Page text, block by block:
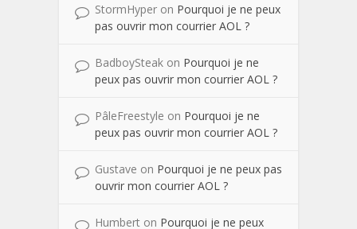
StormHyper on Pourquoi je ne peux
pas ouvrir mon courrier AOL ?
BadboySteak on Pourquoi je ne
peux pas ouvrir mon courrier AOL ?
PâleFreestyle on Pourquoi je ne
peux pas ouvrir mon courrier AOL ?
Gustave on Pourquoi je ne peux pas
ouvrir mon courrier AOL ?
Humbert on Pourquoi je ne peux